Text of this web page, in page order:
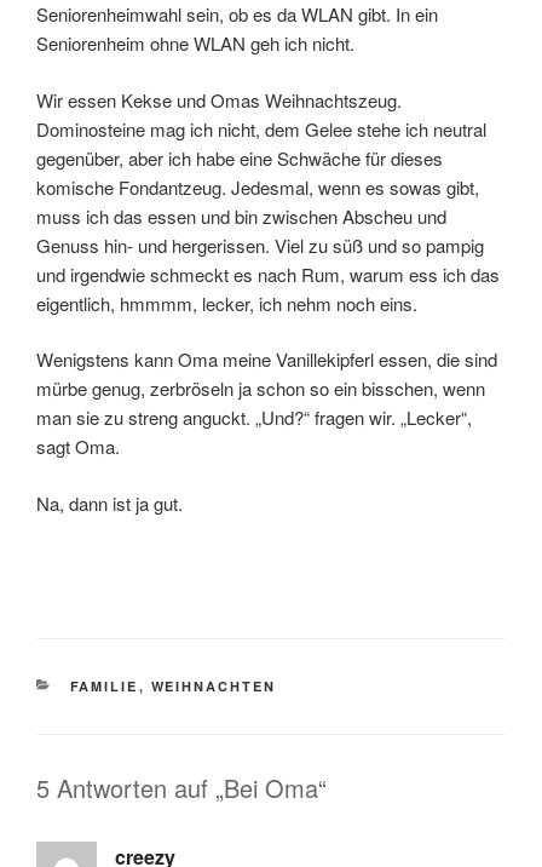
Seniorenheimwahl sein, ob es da WLAN gibt. In ein
Seniorenheim ohne WLAN geh ich nicht.
Wir essen Kekse und Omas Weihnachtszeug.
Dominosteine mag ich nicht, dem Gelee stehe ich neutral
gegenüber, aber ich habe eine Schwäche für dieses
komische Fondantzeug. Jedesmal, wenn es sowas gibt,
muss ich das essen und bin zwischen Abscheu und
Genuss hin- und hergerissen. Viel zu süß und so pampig
und irgendwie schmeckt es nach Rum, warum ess ich das
eigentlich, hmmmm, lecker, ich nehm noch eins.
Wenigstens kann Oma meine Vanillekipferl essen, die sind
mürbe genug, zerbröseln ja schon so ein bisschen, wenn
man sie zu streng anguckt. „Und?“ fragen wir. „Lecker“,
sagt Oma.
Na, dann ist ja gut.
KATEGORIEN
FAMILIE , WEIHNACHTEN
5 Antworten auf „Bei Oma“
creezy